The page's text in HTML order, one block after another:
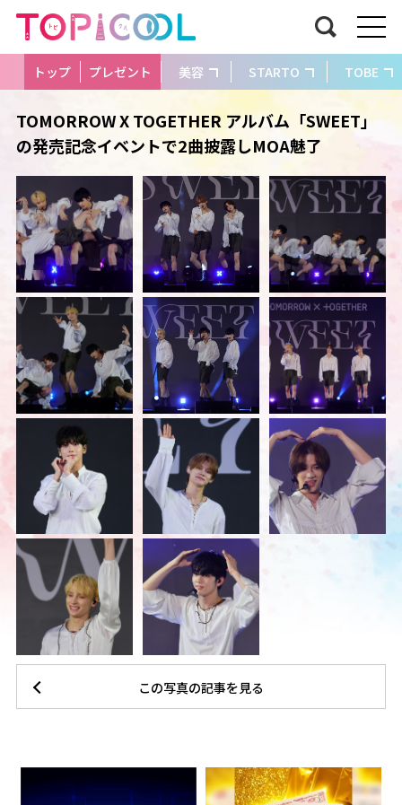
トップ プレゼント 美容 STARTO TOBE
TOMORROW X TOGETHER アルバム「SWEET」
の発売記念イベントで2曲披露しMOA魅了
この写真の記事を見る